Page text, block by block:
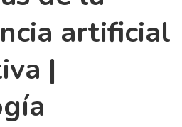
artificial
|